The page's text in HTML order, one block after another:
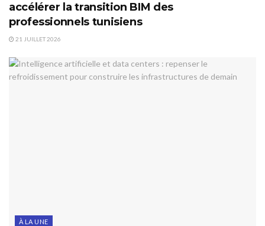
accélérer la transition BIM des
professionnels tunisiens
21 JUILLET 2026
À LA UNE